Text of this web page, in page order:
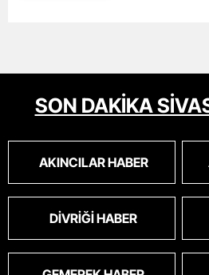
SON DAKİKA
AKINCILAR HABER
DIVRIĞI HABER